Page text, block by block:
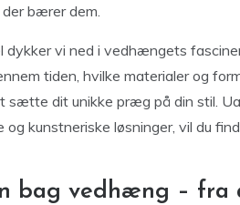
bærer dem.
dykker vi ned i vedhængets
tiden, hvilke materialer og
sætte dit unikke præg på din stil.
og kunstneriske løsninger, vil du
bag vedhæng – fra